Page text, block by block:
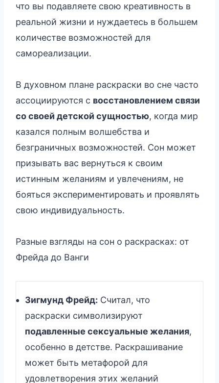
что вы подавляете свою креативность в
реальной жизни и нуждаетесь в большем
количестве возможностей для
самореализации.
В духовном плане раскраски во сне часто
ассоциируются с восстановлением связи
со своей детской сущностью, когда мир
казался полным волшебства и
безграничных возможностей. Сон может
призывать вас вернуться к своим
истинным желаниям и увлечениям, не
бояться экспериментировать и проявлять
свою индивидуальность.
Разные взгляды на сон о раскрасках: от
Фрейда до Ванги
Зигмунд Фрейд: Считал, что
раскраски символизируют
подавленные сексуальные желания,
особенно в детстве. Раскрашивание
может быть метафорой для
удовлетворения этих желаний